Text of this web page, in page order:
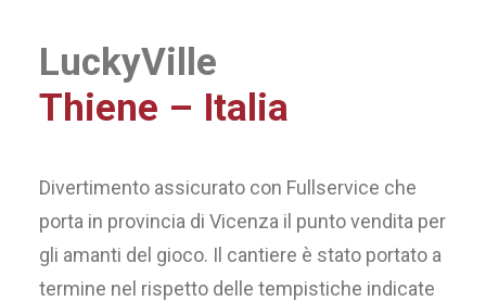
LuckyVille
Thiene – Italia
Divertimento assicurato con Fullservice che
porta in provincia di Vicenza il punto vendita per
gli amanti del gioco. Il cantiere è stato portato a
termine nel rispetto delle tempistiche indicate